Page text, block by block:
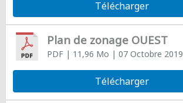
Télécharger
Plan de zonage OUEST
PDF| 11,96 Mo | 07 Octobre 2019
Télécharger